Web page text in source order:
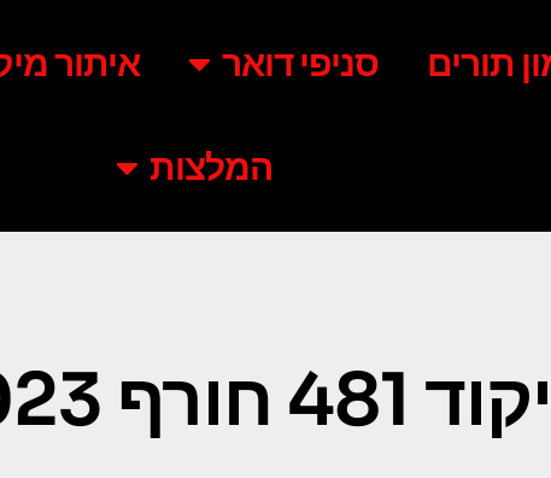
תורים סניפי דואר איתור
המלצות
חורף 2023